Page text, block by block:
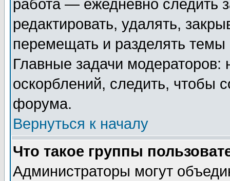
работа — ежедневно следить
редактировать, удалять,
перемещать и разделять
Главные задачи
оскорблений, следить, чтобы
форума.
Вернуться к началу
Что такое группы
Администраторы могут